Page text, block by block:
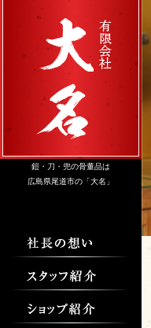
鎧・刀・兜の骨董品は
広島県尾道市の「大名」